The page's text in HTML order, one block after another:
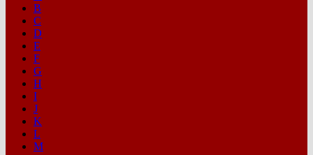
B
C
D
E
F
G
H
I
J
K
L
M